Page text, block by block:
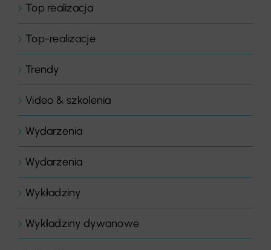
Top realizacja
Top-realizacje
Trendy
Video & szkolenia
Wydarzenia
Wydarzenia
Wykładziny
Wykładziny dywanowe